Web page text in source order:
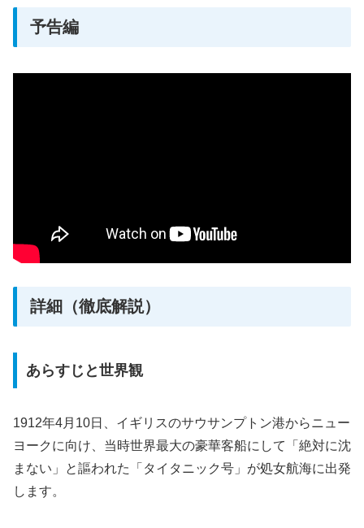
予告編
詳細（徹底解説）
あらすじと世界観
1912年4月10日、イギリスのサウサンプトン港からニュー
ヨークに向け、当時世界最大の豪華客船にして「絶対に沈
まない」と謳われた「タイタニック号」が処女航海に出発
します。